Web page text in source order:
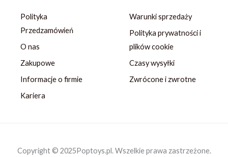
Polityka
Przedzamówień
O nas
Zakupowe
Informacje o firmie
Kariera
Warunki sprzedaży
Polityka prywatności i
plików cookie
Czasy wysyłki
Zwrócone i zwrotne
Copyright © 2025Poptoys.pl. Wszelkie prawa zastrzeżone.